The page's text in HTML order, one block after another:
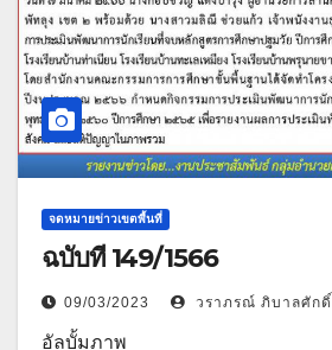
จดหมายข่าวเขตพื้นที่
ฉบับที่ 149/1566
09/03/2023 วราภรณ์ ภิบาลศักดิ์
อัลบั้มภาพ